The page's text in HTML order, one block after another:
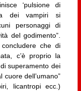
‘pulsione di
dei vampiri si
personaggi di
del godimento”.
che di
c’è proprio la
superamento dei
dell’umano”
licantropi ecc.)